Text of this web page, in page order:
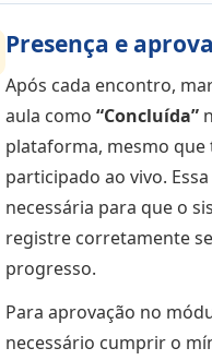
Presença e
Após cada encontro,
aula como “Concluída”
plataforma, mesmo que
participado ao vivo.
necessária para que o
registre corretamente
progresso.
Para aprovação no
necessário cumprir o